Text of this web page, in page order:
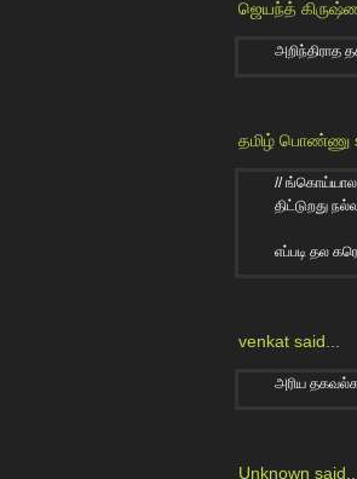
ஜெயந்த்
அறிந்திராத
தமிழ் பொண்ணு
//
திட்டுறது
எப்படி தல
venkat said...
அரிய
Unknown said...